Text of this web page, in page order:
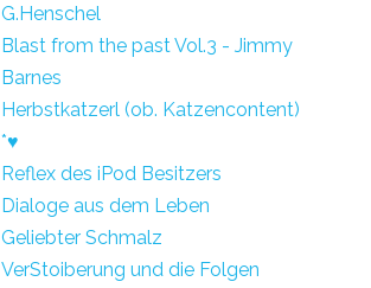
G.Henschel
Blast from the past Vol.3 - Jimmy
Barnes
Herbstkatzerl (ob. Katzencontent)
*♥
Reflex des iPod Besitzers
Dialoge aus dem Leben
Geliebter Schmalz
VerStoiberung und die Folgen